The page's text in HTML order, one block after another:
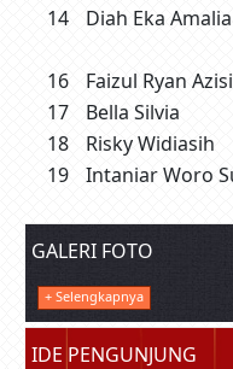
GALERI FOTO
+ Selengkapnya
IDE PENGUNJUNG
14 Diah Eka Amalia
16 Faizul Ryan
17
Bella Silvia
18
Risky Widiasih
19
Intaniar Woro